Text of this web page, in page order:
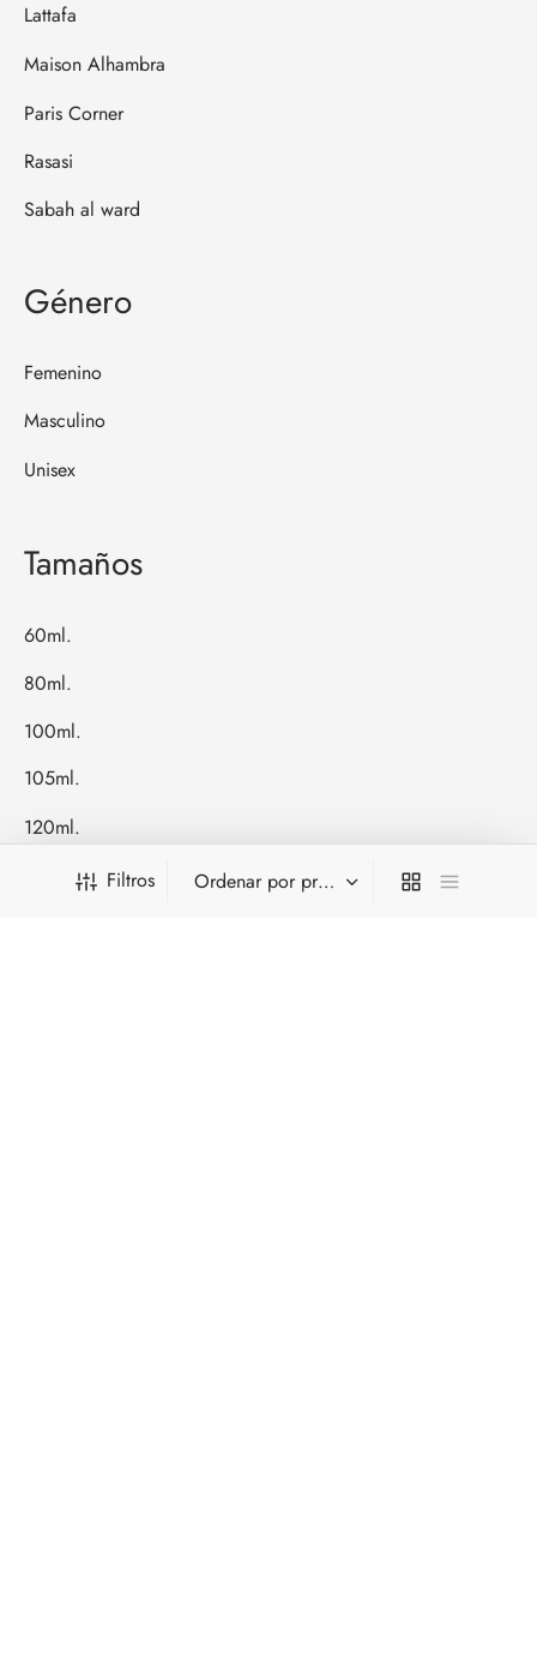
Filtros
Lattafa
Maison Alhambra
Paris Corner
Rasasi
Sabah al ward
Género
Femenino
Masculino
Unisex
Tamaños
60ml.
80ml.
100ml.
105ml.
120ml.
200ml.